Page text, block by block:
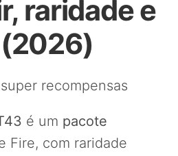
raridade e
recompensas
é um pacote
Fire, com raridade